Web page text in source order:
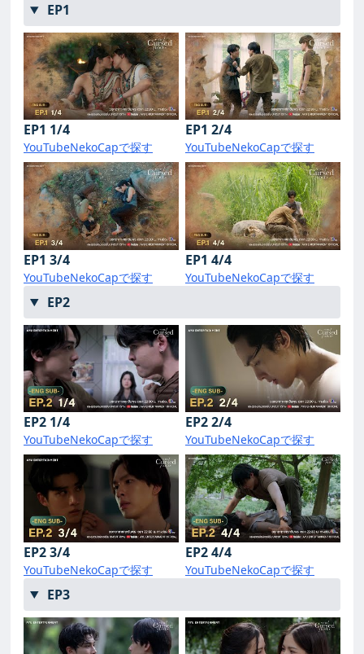
EP1
EP1 1/4
YouTubeNekoCapで探す
EP1 2/4
YouTubeNekoCapで探す
EP1 3/4
YouTubeNekoCapで探す
EP1 4/4
YouTubeNekoCapで探す
EP2
EP2 1/4
YouTubeNekoCapで探す
EP2 2/4
YouTubeNekoCapで探す
EP2 3/4
YouTubeNekoCapで探す
EP2 4/4
YouTubeNekoCapで探す
EP3